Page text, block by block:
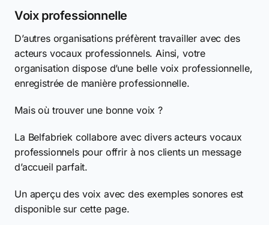
Voix professionnelle
D’autres organisations préfèrent travailler avec des
acteurs vocaux professionnels. Ainsi, votre
organisation dispose d’une belle voix professionnelle,
enregistrée de manière professionnelle.
Mais où trouver une bonne voix ?
La Belfabriek collabore avec divers acteurs vocaux
professionnels pour offrir à nos clients un message
d’accueil parfait.
Un aperçu des voix avec des exemples sonores est
disponible sur cette page.